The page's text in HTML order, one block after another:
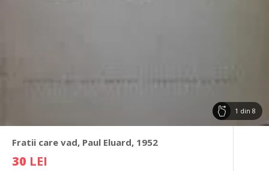
1 din 8
Fratii care vad, Paul Eluard, 1952
30 LEI